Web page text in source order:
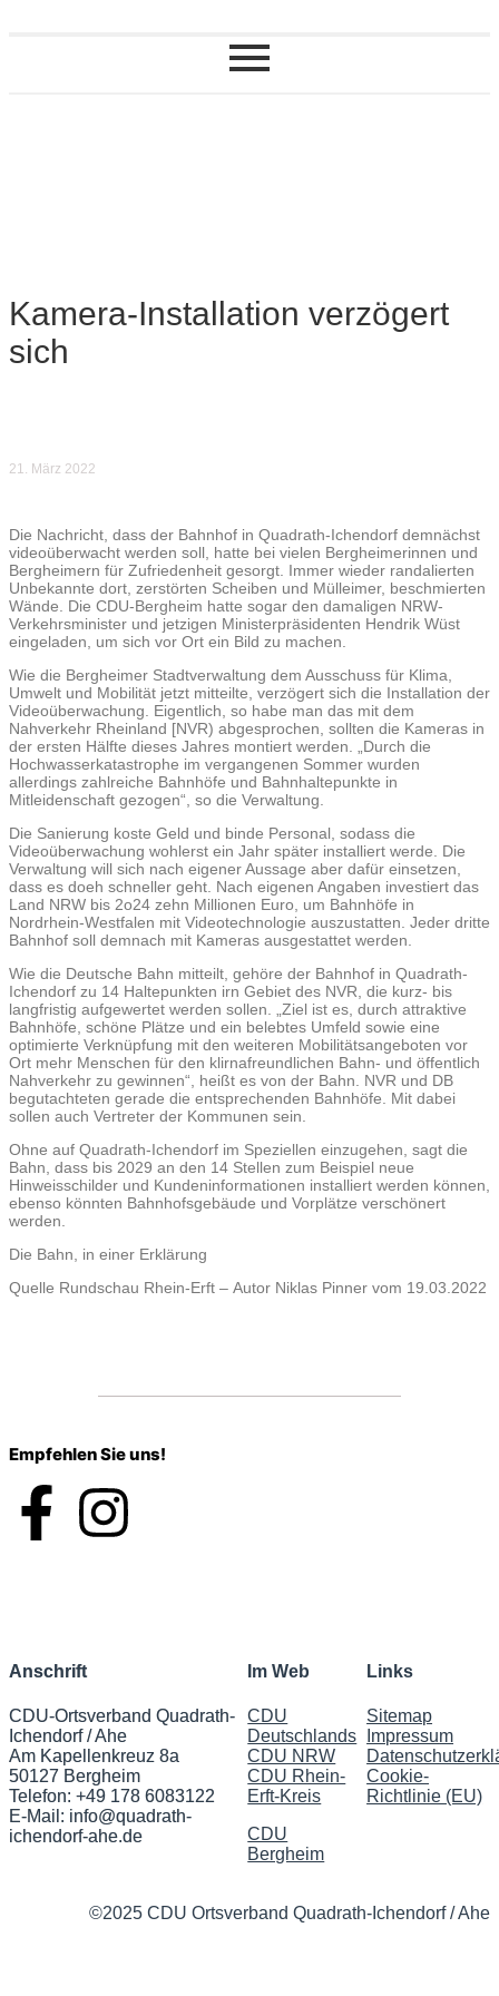
Kamera-Installation verzögert
sich
21. März 2022
Die Nachricht, dass der Bahnhof in Quadrath-Ichendorf demnächst
videoüberwacht werden soll, hatte bei vielen Bergheimerinnen und
Bergheimern für Zufriedenheit gesorgt. Immer wieder randalierten
Unbekannte dort, zerstörten Scheiben und Mülleimer, beschmierten
Wände. Die CDU-Bergheim hatte sogar den damaligen NRW-
Verkehrsminister und jetzigen Ministerpräsidenten Hendrik Wüst
eingeladen, um sich vor Ort ein Bild zu machen.
Wie die Bergheimer Stadtverwaltung dem Ausschuss für Klima,
Umwelt und Mobilität jetzt mitteilte, verzögert sich die Installation der
Videoüberwachung. Eigentlich, so habe man das mit dem
Nahverkehr Rheinland [NVR) abgesprochen, sollten die Kameras in
der ersten Hälfte dieses Jahres montiert werden. „Durch die
Hochwasserkatastrophe im vergangenen Sommer wurden
allerdings zahlreiche Bahnhöfe und Bahnhaltepunkte in
Mitleidenschaft gezogen“, so die Verwaltung.
Die Sanierung koste Geld und binde Personal, sodass die
Videoüberwachung wohlerst ein Jahr später installiert werde. Die
Verwaltung will sich nach eigener Aussage aber dafür einsetzen,
dass es doeh schneller geht. Nach eigenen Angaben investiert das
Land NRW bis 2o24 zehn Millionen Euro, um Bahnhöfe in
Nordrhein-Westfalen mit Videotechnologie auszustatten. Jeder dritte
Bahnhof soll demnach mit Kameras ausgestattet werden.
Wie die Deutsche Bahn mitteilt, gehöre der Bahnhof in Quadrath-
Ichendorf zu 14 Haltepunkten irn Gebiet des NVR, die kurz- bis
langfristig aufgewertet werden sollen. „Ziel ist es, durch attraktive
Bahnhöfe, schöne Plätze und ein belebtes Umfeld sowie eine
optimierte Verknüpfung mit den weiteren Mobilitätsangeboten vor
Ort mehr Menschen für den klirnafreundlichen Bahn- und öffentlich
Nahverkehr zu gewinnen“, heißt es von der Bahn. NVR und DB
begutachteten gerade die entsprechenden Bahnhöfe. Mit dabei
sollen auch Vertreter der Kommunen sein.
Ohne auf Quadrath-Ichendorf im Speziellen einzugehen, sagt die
Bahn, dass bis 2029 an den 14 Stellen zum Beispiel neue
Hinweisschilder und Kundeninformationen installiert werden können,
ebenso könnten Bahnhofsgebäude und Vorplätze verschönert
werden.
Die Bahn, in einer Erklärung
Quelle Rundschau Rhein-Erft – Autor Niklas Pinner vom 19.03.2022
Empfehlen Sie uns!
Anschrift
CDU-Ortsverband Quadrath-
Ichendorf / Ahe
Am Kapellenkreuz 8a
50127 Bergheim
Telefon: +49 178 6083122
E-Mail: info@quadrath-
ichendorf-ahe.de
Im Web
CDU
Deutschlands
CDU NRW
CDU Rhein-
Erft-Kreis
CDU
Bergheim
Links
Sitemap
Impressum
Cookie-
Richtlinie (EU)
©2025 CDU Ortsverband Quadrath-Ichendorf / Ahe